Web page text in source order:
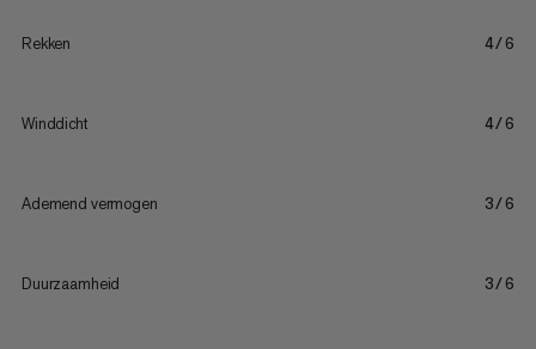
Rekken 4/6
Winddicht 4/6
Ademend vermogen 3/6
Duurzaamheid 3/6